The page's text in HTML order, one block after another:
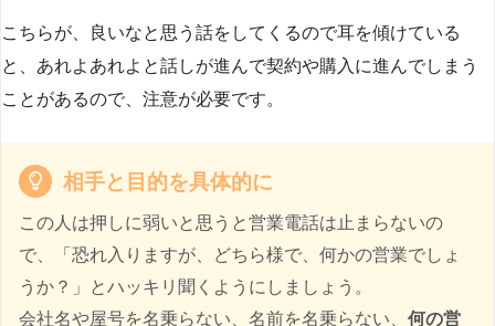
こちらが、良いなと思う話をしてくるので耳を傾けている
と、あれよあれよと話しが進んで契約や購入に進んでしまう
ことがあるので、注意が必要です。
相手と目的を具体的に
この人は押しに弱いと思うと営業電話は止まらないの
で、「恐れ入りますが、どちら様で、何かの営業でしょ
うか？」とハッキリ聞くようにしましょう。
会社名や屋号を名乗らない、名前を名乗らない、 何の営